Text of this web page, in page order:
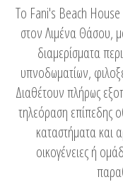
Το Fani's Beach
στον Λιμένα Θάσου,
διαμερίσματα
υπνοδωματίων,
Διαθέτουν πλήρως
τηλεόραση επίπεδης
καταστήματα και
οικογένειες ή